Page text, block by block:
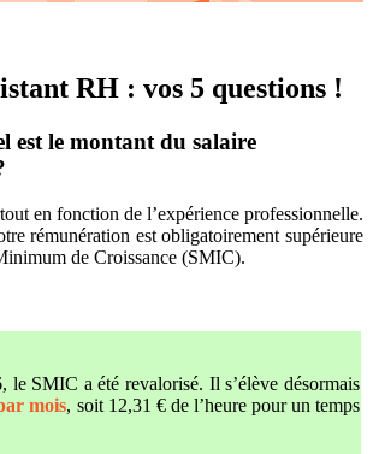
RH : vos 5 questions !
est le montant du salaire
en fonction de l’expérience professionnelle.
rémunération est obligatoirement supérieure
de Croissance (SMIC).
le SMIC a été revalorisé. Il s’élève désormais
mois, soit 12,31 € de l’heure pour un temps